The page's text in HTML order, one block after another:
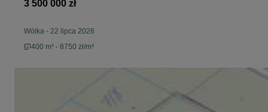
3 500 000 zł
Wólka - 22 lipca 2026
400 m² - 8750 zł/m²